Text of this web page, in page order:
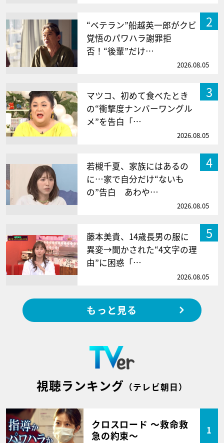
2
“ベテラン”船越英一郎がクビ
覚悟のパワハラ謝罪拒
否！“後輩”だけ…
2026.08.05
3
マツコ、初めて食べたとき
の“衝撃度ナンバーワングル
メ”を告白「…
2026.08.05
4
若槻千夏、家族にはあるの
に…家で自分だけ“ないも
の”告白 あわや…
2026.08.05
5
藤本美貴、14歳長男の服に
異変→聞かされた“4文字の理
由”に困惑「…
2026.08.05
もっと見る
視聴ランキング （テレビ朝日）
クロスロード ～救命救
急の約束～
1